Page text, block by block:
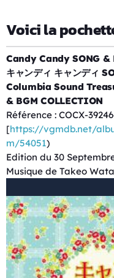
Voici la
Candy Candy SONG &
キャンディ キャンディ
Columbia Sound
& BGM COLLECTION
Référence : COCX-
[https://vgmdb.net/
m/54051)
Edition du 30
Musique de Takeo